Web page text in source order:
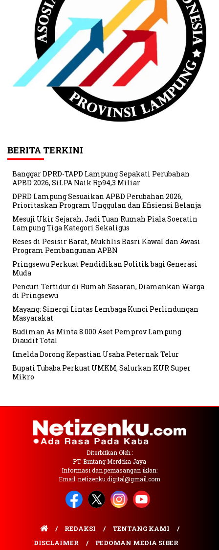
BERITA TERKINI
Banggar DPRD-TAPD Lampung Sepakati Perubahan
APBD 2026, SiLPA Naik Rp94,3 Miliar
DPRD Lampung Sesuaikan APBD Perubahan 2026,
Prioritaskan Program Unggulan dan Efisiensi Belanja
Mesuji Ukir Sejarah, Jadi Tuan Rumah Piala Soeratin
Lampung Tiga Kategori Sekaligus
Reses di Pesisir Barat, Mukhlis Basri Kawal dan Awasi
Program Pembangunan APBN
Pringsewu Perkuat Pendidikan Politik bagi Generasi
Muda
Pencuri Tertidur di Rumah Sasaran, Diamankan Warga
di Pringsewu
Mayang: Sinergi Lintas Lembaga Kunci Perlindungan
Masyarakat
Budiman As Minta 8.000 Aset Pemprov Lampung
Diaudit Total
Imelda Dorong Kepastian Usaha Peternak Telur
Bupati Tubaba Perkuat UMKM, Salurkan KUR Super
Mikro
Diterbitkan Oleh :
PT. Bintang Merdeka Jaya
Informasi dan pemasangan iklan:
Email: netizenku.digital@gmail.com
REDAKSI
TENTANG KAMI
DISCLAIMER
PEDOMAN MEDIA SIBER